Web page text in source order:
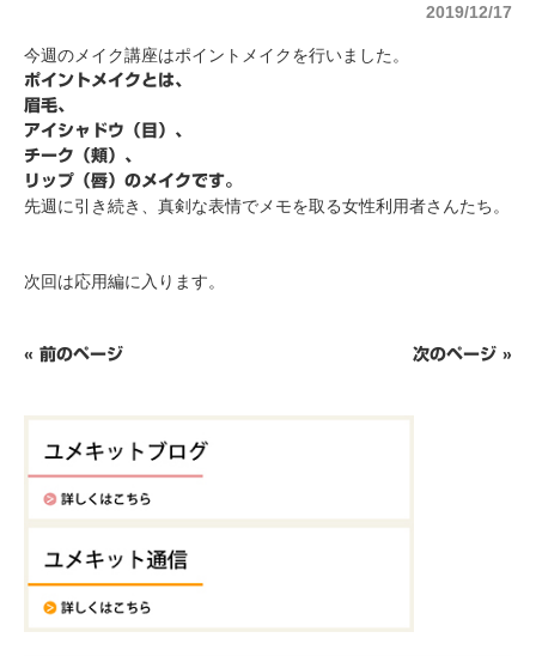
2019/12/17
今週のメイク講座はポイントメイクを行いました。
ポイントメイクとは、
眉毛、
アイシャドウ（目）、
チーク（頬）、
リップ（唇）のメイクです。
先週に引き続き、真剣な表情でメモを取る女性利用者さんたち。
次回は応用編に入ります。
« 前のページ 次のページ »